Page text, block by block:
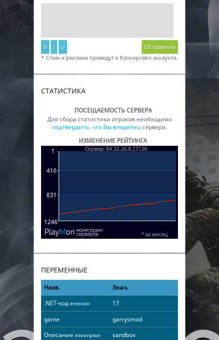
b i u Отправить
* Спам и реклама приведут к блокировке аккаунта.
СТАТИСТИКА
ПОСЕЩАЕМОСТЬ СЕРВЕРА
Для сбора статистики игроков необходимо
подтвердить, что Вы владелецсервера.
ИЗМЕНЕНИЕ РЕЙТИНГА
ПЕРЕМЕННЫЕ
Назв.
Знач.
.NET-код #netcode
17
game
garrysmod
Описание #description
sandbox